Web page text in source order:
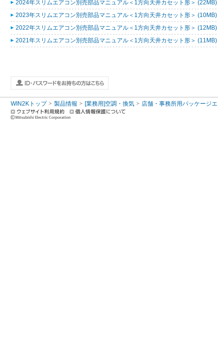
2024年スリムエアコン別売部品マニュアル＜1方向天井カセット形＞ (22MB)
2023年スリムエアコン別売部品マニュアル＜1方向天井カセット形＞ (10MB)
2022年スリムエアコン別売部品マニュアル＜1方向天井カセット形＞ (12MB)
2021年スリムエアコン別売部品マニュアル＜1方向天井カセット形＞ (11MB)
WIN2Kトップ 製品情報 [業務用]空調・換気 店舗・事務所用パッケージ